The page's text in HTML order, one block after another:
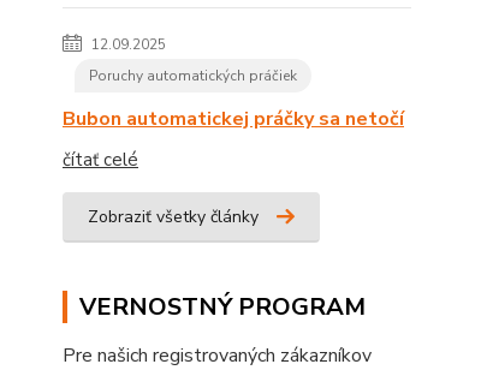
12.09.2025
Poruchy automatických práčiek
Bubon automatickej práčky sa netočí
čítať celé
Zobraziť všetky články
VERNOSTNÝ PROGRAM
Pre našich registrovaných zákazníkov